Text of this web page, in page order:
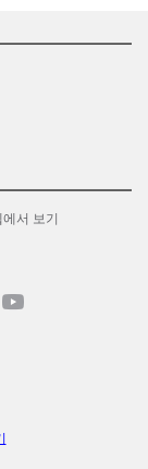
에서 보기